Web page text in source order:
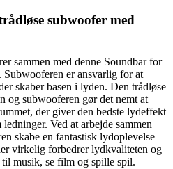
subwoofer med
sammen med denne Soundbar for
er ansvarlig for at
skaber basen i lyden. Den trådløse
og subwooferen gør det nemt at
der giver den bedste lydeffekt
Ved at arbejde sammen
skabe en fantastisk lydoplevelse
virkelig forbedrer lydkvaliteten og
musik, se film og spille spil.